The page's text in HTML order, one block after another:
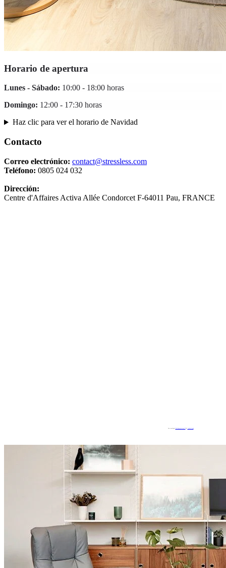
Horario de apertura
Lunes - Sábado: 10:00 - 18:00 horas
Domingo: 12:00 - 17:30 horas
Haz clic para ver el horario de Navidad
Contacto
Correo electrónico: contact@stressless.com
Teléfono: 0805 024 032
Dirección:
Centre d'Affaires Activa Allée Condorcet F-64011 Pau, FRANCE